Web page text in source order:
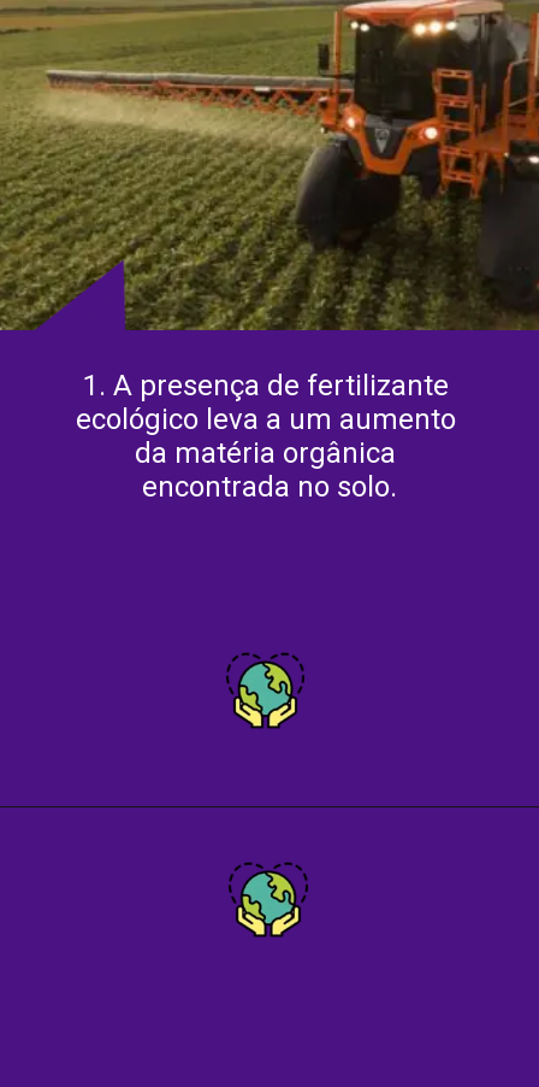
1. A presença de fertilizante
ecológico leva a um aumento
da matéria orgânica
encontrada no solo.